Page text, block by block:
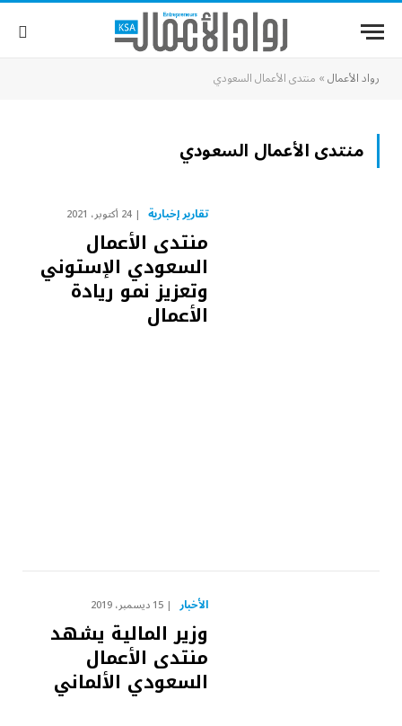
رواد الأعمال» منتدى الأعمال السعودي
منتدى الأعمال السعودي
تقارير إخبارية 24 أكتوبر، 2021
منتدى الأعمال
السعودي الإستوني
وتعزيز نمو ريادة
الأعمال
الأخبار 15 ديسمبر، 2019
وزير المالية يشهد
منتدى الأعمال
السعودي الألماني